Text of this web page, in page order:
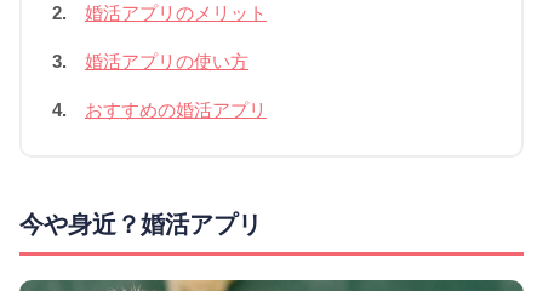
2. 婚活アプリのメリット
3. 婚活アプリの使い方
4. おすすめの婚活アプリ
今や身近？婚活アプリ